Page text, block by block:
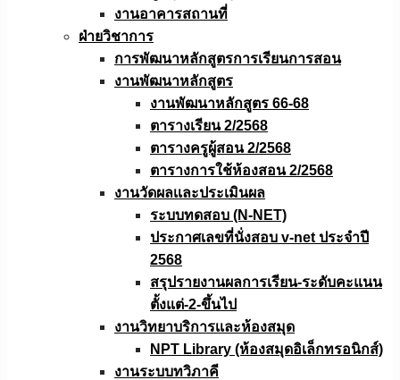
งานอาคารสถานที่
ฝ่ายวิชาการ
การพัฒนาหลักสูตรการเรียนการสอน
งานพัฒนาหลักสูตร
งานพัฒนาหลักสูตร 66-68
ตารางเรียน 2/2568
ตารางครูผู้สอน 2/2568
ตารางการใช้ห้องสอน 2/2568
งานวัดผลเเละประเมินผล
ระบบทดสอบ (N-NET)
ประกาศเลขที่นั่งสอบ v-net ประจำปี
2568
สรุปรายงานผลการเรียน-ระดับคะแนน
ตั้งแต่-2-ขึ้นไป
งานวิทยาบริการเเละห้องสมุด
NPT Library (ห้องสมุดอิเล็กทรอนิกส์)
งานระบบทวิภาคี